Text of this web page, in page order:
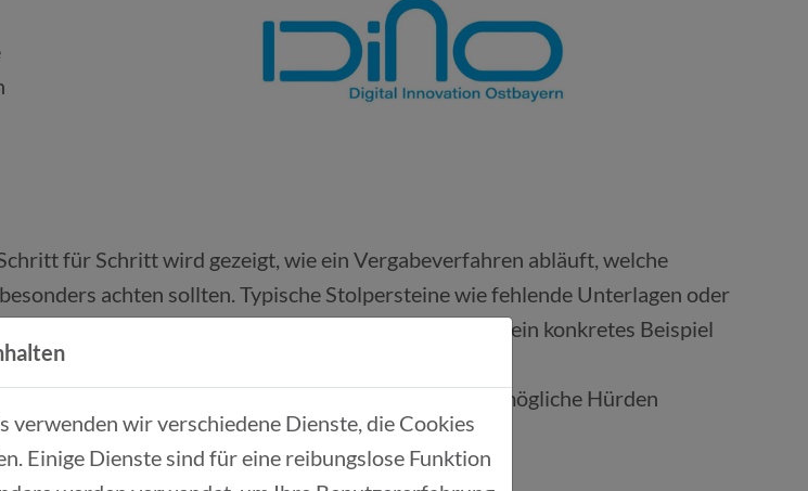
für Schritt wird gezeigt, wie ein Vergabeverfahren abläuft, welche
achten sollten. Typische Stolpersteine wie fehlende Unterlagen oder
Beispiele erläutert. Ein Einblick in die Plattform und ein konkretes Beispiel
Hier können Teilnehmende ihre Erfahrungen teilen, mögliche Hürden
verwenden wir verschiedene Dienste, die Cookies
Einige Dienste sind für eine reibungslose Funktion